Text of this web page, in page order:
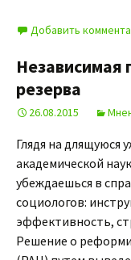
Добавить
Независимая
резерва
26.08.2015
Глядя на длящуюся
академической
убеждаешься в
социологов:
эффективность,
Решение о